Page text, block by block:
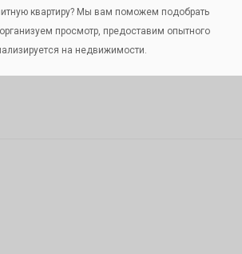
квартиру? Мы вам поможем подобрать
просмотр, предоставим опытного
на недвижимости.